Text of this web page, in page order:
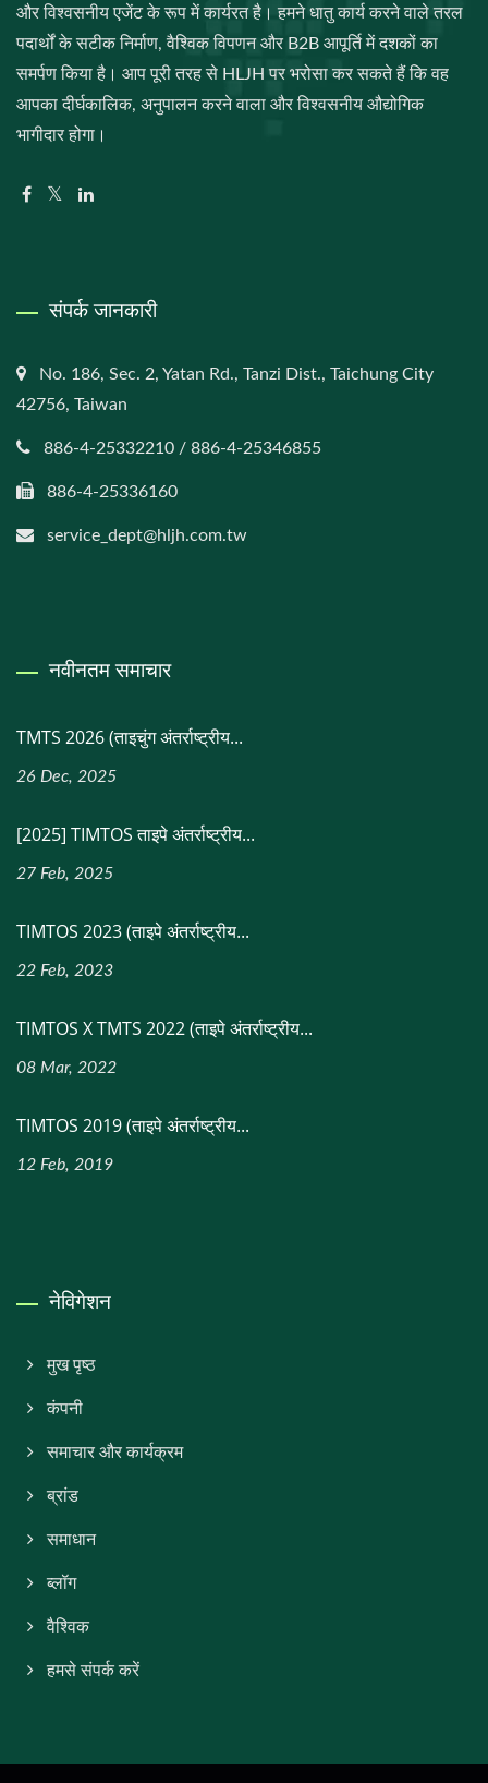
और विश्वसनीय एजेंट के रूप में कार्यरत है। हमने धातु कार्य करने वाले तरल
पदार्थों के सटीक निर्माण, वैश्विक विपणन और B2B आपूर्ति में दशकों का
समर्पण किया है। आप पूरी तरह से HLJH पर भरोसा कर सकते हैं कि वह
आपका दीर्घकालिक, अनुपालन करने वाला और विश्वसनीय औद्योगिक
भागीदार होगा।
संपर्क जानकारी
No. 186, Sec. 2, Yatan Rd., Tanzi Dist., Taichung City
42756, Taiwan
886-4-25332210 / 886-4-25346855
886-4-25336160
service_dept@hljh.com.tw
नवीनतम समाचार
TMTS 2026 (ताइचुंग अंतर्राष्ट्रीय...
26 Dec, 2025
[2025] TIMTOS ताइपे अंतर्राष्ट्रीय...
27 Feb, 2025
TIMTOS 2023 (ताइपे अंतर्राष्ट्रीय...
22 Feb, 2023
TIMTOS X TMTS 2022 (ताइपे अंतर्राष्ट्रीय...
08 Mar, 2022
TIMTOS 2019 (ताइपे अंतर्राष्ट्रीय...
12 Feb, 2019
नेविगेशन
मुख पृष्ठ
कंपनी
समाचार और कार्यक्रम
ब्रांड
समाधान
ब्लॉग
वैश्विक
हमसे संपर्क करें